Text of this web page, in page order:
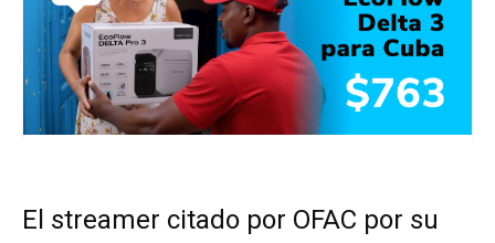
El streamer citado por OFAC por su